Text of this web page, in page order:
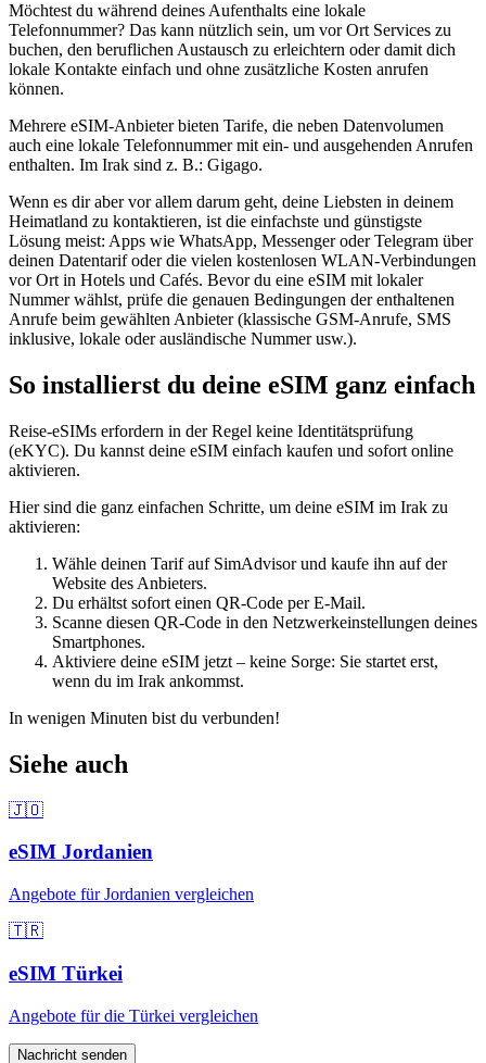
Möchtest du während deines Aufenthalts eine lokale
Telefonnummer? Das kann nützlich sein, um vor Ort Services zu
buchen, den beruflichen Austausch zu erleichtern oder damit dich
lokale Kontakte einfach und ohne zusätzliche Kosten anrufen
können.
Mehrere eSIM-Anbieter bieten Tarife, die neben Datenvolumen
auch eine lokale Telefonnummer mit ein- und ausgehenden Anrufen
enthalten. Im Irak sind z. B.: Gigago.
Wenn es dir aber vor allem darum geht, deine Liebsten in deinem
Heimatland zu kontaktieren, ist die einfachste und günstigste
Lösung meist: Apps wie WhatsApp, Messenger oder Telegram über
deinen Datentarif oder die vielen kostenlosen WLAN-Verbindungen
vor Ort in Hotels und Cafés. Bevor du eine eSIM mit lokaler
Nummer wählst, prüfe die genauen Bedingungen der enthaltenen
Anrufe beim gewählten Anbieter (klassische GSM-Anrufe, SMS
inklusive, lokale oder ausländische Nummer usw.).
So installierst du deine eSIM ganz einfach
Reise-eSIMs erfordern in der Regel keine Identitätsprüfung
(eKYC). Du kannst deine eSIM einfach kaufen und sofort online
aktivieren.
Hier sind die ganz einfachen Schritte, um deine eSIM im Irak zu
aktivieren:
Wähle deinen Tarif auf SimAdvisor und kaufe ihn auf der
Website des Anbieters.
Du erhältst sofort einen QR-Code per E-Mail.
Scanne diesen QR-Code in den Netzwerkeinstellungen deines
Smartphones.
Aktiviere deine eSIM jetzt – keine Sorge: Sie startet erst,
wenn du im Irak ankommst.
In wenigen Minuten bist du verbunden!
Siehe auch
🇯🇴
eSIM Jordanien
Angebote fürJordanien vergleichen
🇹🇷
eSIM Türkei
Angebote fürdie Türkei vergleichen
Nachricht senden